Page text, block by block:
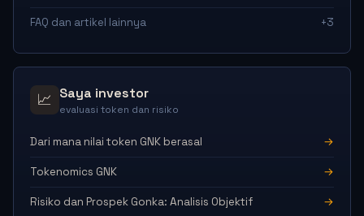
FAQ dan artikel lainnya +3
📈 Saya investor
evaluasi token dan risiko
Dari mana nilai token GNK berasal →
Tokenomics GNK →
Risiko dan Prospek Gonka: Analisis Objektif →